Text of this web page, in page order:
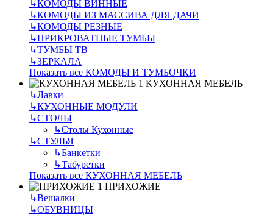
↳КОМОДЫ ВИННЫЕ
↳КОМОДЫ ИЗ МАССИВА ДЛЯ ДАЧИ
↳КОМОДЫ РЕЗНЫЕ
↳ПРИКРОВАТНЫЕ ТУМБЫ
↳ТУМБЫ ТВ
↳ЗЕРКАЛА
Показать все КОМОДЫ И ТУМБОЧКИ
КУХОННАЯ МЕБЕЛЬ
↳Лавки
↳КУХОННЫЕ МОДУЛИ
↳СТОЛЫ
↳Столы Кухонные
↳СТУЛЬЯ
↳Банкетки
↳Табуретки
Показать все КУХОННАЯ МЕБЕЛЬ
ПРИХОЖИЕ
↳Вешалки
↳ОБУВНИЦЫ